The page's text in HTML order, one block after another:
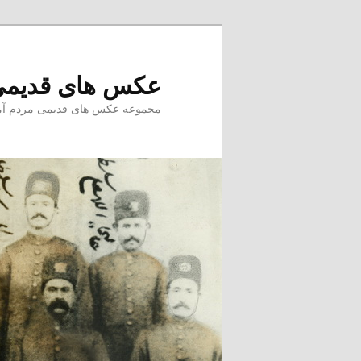
عکس های
مجموعه عکس های قدیمی مردم